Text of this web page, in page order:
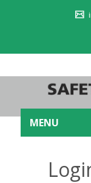
MENU